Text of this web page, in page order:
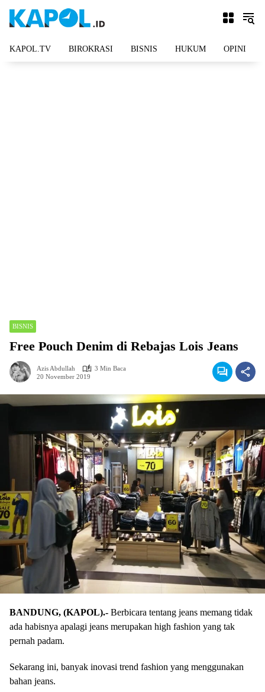
KAPOL.TV BIROKRASI BISNIS HUKUM OPINI
BISNIS
Free Pouch Denim di Rebajas Lois Jeans
Azis Abdullah
3 Min Baca
20 November 2019
BANDUNG, (KAPOL).- Berbicara tentang jeans memang tidak
ada habisnya apalagi jeans merupakan high fashion yang tak
pernah padam.
Sekarang ini, banyak inovasi trend fashion yang menggunakan
bahan jeans.